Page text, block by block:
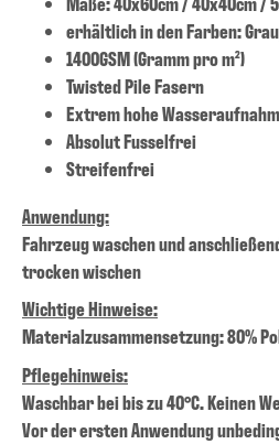
erhältlich in den Farben:
1400GSM (Gramm pro m²)
Twisted Pile Fasern
Extrem hohe
Absolut Fusselfrei
Streifenfrei
Anwendung:
Fahrzeug waschen und
trocken wischen
Wichtige Hinweise:
Materialzusammensetzung: 80%
Pflegehinweis:
Waschbar bei bis zu 40°C. Keinen
Vor der ersten Anwendung